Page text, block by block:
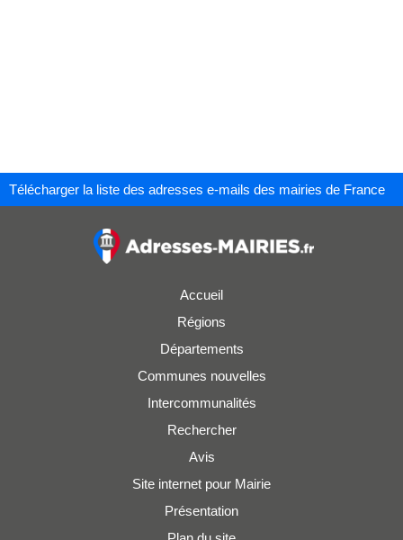
Télécharger la liste des adresses e-mails des mairies de France
Accueil
Régions
Départements
Communes nouvelles
Intercommunalités
Rechercher
Avis
Site internet pour Mairie
Présentation